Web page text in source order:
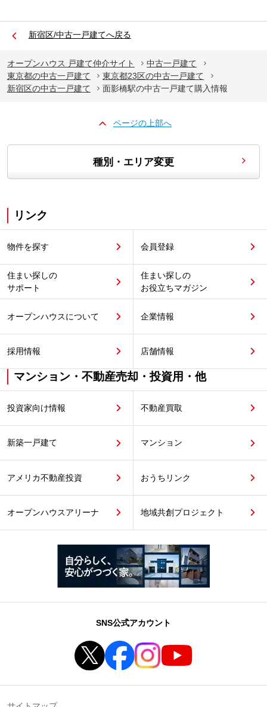
新宿区/中古一戸建てへ戻る
オープンハウス 戸建て仲介サイト
中古一戸建て
東京都の中古一戸建て
東京都23区の中古一戸建て
新宿区の中古一戸建て
面影橋駅の中古一戸建て購入情報
ページの上部へ
種別・エリア変更
リンク
物件を探す 会員登録
住まい探しの
サポート
住まい探しの
お役立ちマガジン
オープンハウスについて 企業情報
採用情報 店舗情報
マンション・不動産売却・投資用・他
投資家向け情報 不動産買取
新築一戸建て マンション
アメリカ不動産投資 おうちリンク
オープンハウスアリーナ 地域共創プロジェクト
SNS公式アカウント